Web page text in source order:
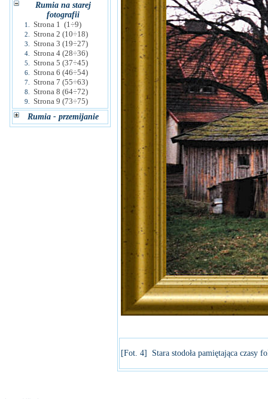
Rumia na starej
fotografii
1. Strona 1 (1÷9)
2. Strona 2 (10÷18)
3. Strona 3 (19÷27)
4. Strona 4 (28÷36)
5. Strona 5 (37÷45)
6. Strona 6 (46÷54)
7. Strona 7 (55÷63)
8. Strona 8 (64÷72)
9.
Strona 9 (73÷75)
Rumia - przemijanie
[Fot. 4] Stara stodoła pamiętająca czasy